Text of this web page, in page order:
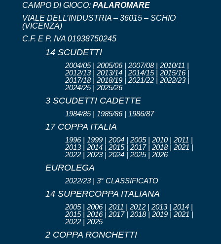
CAMPO DI GIOCO: PALAROMARE
VIALE DELL’INDUSTRIA – 36015 – SCHIO
(VICENZA)
C.F. E P. IVA 01938750245
14 SCUDETTI
2004/05 | 2005/06 | 2007/08 | 2010/11 |
2012/13 | 2013/14 | 2014/15 | 2015/16 |
2017/18 | 2018/19 | 2021/22 | 2022/23 |
2024/25 | 2025/26
3 SCUDETTI CADETTE
1984/85 | 1985/86 | 1986/87
17 COPPA ITALIA
1996 | 1999 | 2004 | 2005 | 2010 | 2011 |
2013 | 2014 | 2015 | 2017 | 2018 | 2021 |
2022 | 2023 | 2024 | 2025 | 2026
EUROLEGA
2022/23 | 3° CLASSIFICATO
14 SUPERCOPPA ITALIANA
2005 | 2006 | 2011 | 2012 | 2013 | 2014 |
2015 | 2016 | 2017 | 2018 | 2019 | 2021 |
2022 | 2025
2 COPPA RONCHETTI